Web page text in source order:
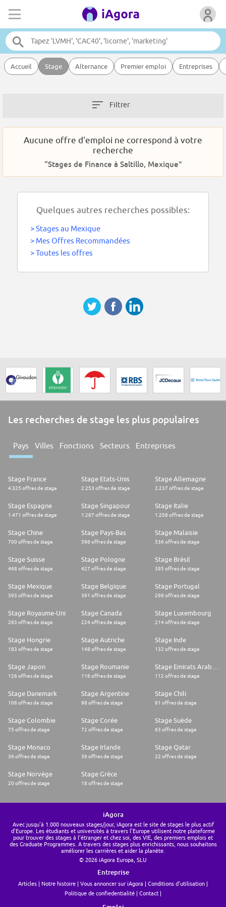
Accueil Stage Alternance Premier emploi Entreprises
Filtrer
Aucune offre d'emploi ne correspond à votre
recherche
“Stages de Finance à Saltillo, Mexique”
Quelques autres recherches possibles:
>Stages au Mexique
> Mes Offres Recommandées
>Toutes les offres
Les recherches de stage les plus populaires
Pays Villes Fonctions Secteurs Entreprises
Stage France
4.325 offres de stage
Stage Etats-Unis
2.253 offres de stage
Stage Allemagne
2.237 offres de stage
Stage Espagne
1.471 offres de stage
Stage Singapour
1.287 offres de stage
Stage Italie
1.208 offres de stage
Stage Chine
700 offres de stage
Stage Pays-Bas
598 offres de stage
Stage Malaisie
536 offres de stage
Stage Suisse
468 offres de stage
Stage Pologne
427 offres de stage
Stage Brésil
395 offres de stage
Stage Mexique
393 offres de stage
Stage Belgique
391 offres de stage
Stage Portugal
298 offres de stage
Stage Royaume-Uni
263 offres de stage
Stage Canada
224 offres de stage
Stage Luxembourg
214 offres de stage
Stage Hongrie
183 offres de stage
Stage Autriche
148 offres de stage
Stage Inde
132 offres de stage
Stage Japon
126 offres de stage
Stage Roumanie
116 offres de stage 112 offres de stage
Stage Danemark
106 offres de stage
Stage Argentine
98 offres de stage
Stage Chili
81 offres de stage
Stage Colombie
75 offres de stage
Stage Corée
72 offres de stage
Stage Suède
63 offres de stage
Stage Monaco
36 offres de stage
Stage Irlande
36 offres de stage
Stage Qatar
22 offres de stage
Stage Norvège
20 offres de stage
Stage Grèce
18 offres de stage
iAgora
Avec jusqu'à 1.000 nouveaux stages/jour, iAgora est le site de stages le plus actif
d'Europe. Les étudiants et universités à travers l'Europe utilisent notre plateforme
pour trouver des stages à l'étranger et chez soi, des VIE, des premiers emplois et
des Graduate Programmes. A travers des stages plus enrichissants, nous souhaitons
améliorer les carrières et aider la planète.
© 2026 iAgora Europa, SLU
Entreprise
Articles Notre histoire Vous annoncer sur iAgora
Conditions d'utilisation
Politique de confiedentialité
Contact